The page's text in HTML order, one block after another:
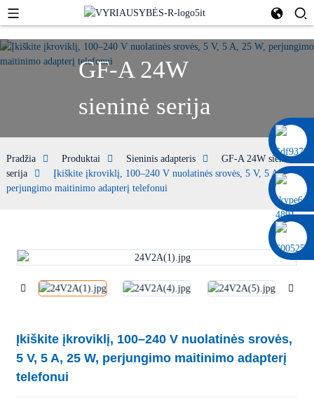
0086 13322920697
GF-A 24W
sieninė serija
Pradžia Produktai Sieninis adapteris
GF-A 24W sieninė
serija
Įkiškite įkroviklį, 100–240 V nuolatinės srovės, 5 V, 5 A, 25 W,
perjungimo maitinimo adapterį telefonui
Įkiškite įkroviklį, 100–240 V nuolatinės srovės,
5 V, 5 A, 25 W, perjungimo maitinimo adapterį
telefonui